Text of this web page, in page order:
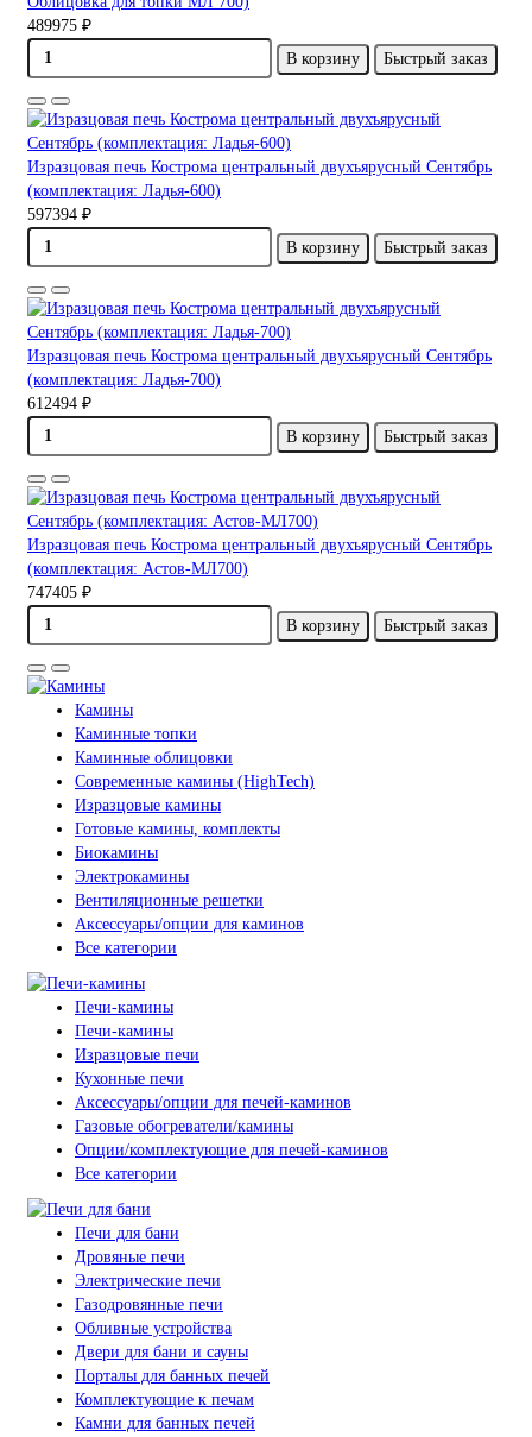
489975 ₽
В корзину
Быстрый заказ
Изразцовая печь Кострома центральный двухъярусный Сентябрь
(комплектация: Ладья-600)
597394 ₽
В корзину
Быстрый заказ
Изразцовая печь Кострома центральный двухъярусный Сентябрь
(комплектация: Ладья-700)
612494 ₽
В корзину
Быстрый заказ
Изразцовая печь Кострома центральный двухъярусный Сентябрь
(комплектация: Астов-МЛ700)
747405 ₽
В корзину
Быстрый заказ
Камины
Каминные топки
Каминные облицовки
Современные камины (HighTech)
Изразцовые камины
Готовые камины, комплекты
Биокамины
Электрокамины
Вентиляционные решетки
Аксессуары/опции для каминов
Все категории
Печи-камины
Печи-камины
Изразцовые печи
Кухонные печи
Аксессуары/опции для печей-каминов
Газовые обогреватели/камины
Опции/комплектующие для печей-каминов
Все категории
Печи для бани
Дровяные печи
Электрические печи
Газодровянные печи
Обливные устройства
Двери для бани и сауны
Порталы для банных печей
Комплектующие к печам
Камни для банных печей